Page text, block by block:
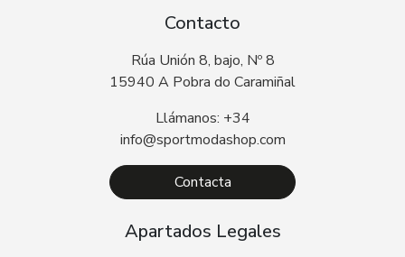
Contacto
Rúa Unión 8, bajo, Nº 8
15940 A Pobra do Caramiñal
Llámanos: +34
info@sportmodashop.com
Contacta
Apartados Legales